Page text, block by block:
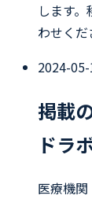
します
わせくだ
2024-
掲載
ドラボ
医療機